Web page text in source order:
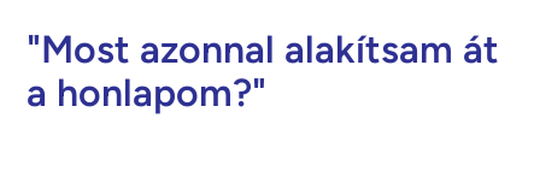
"Most azonnal alakítsam át
a honlapom?"